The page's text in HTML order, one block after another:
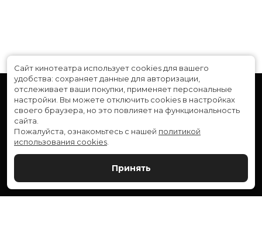
Расписание
Скоро в кино
Служба поддержки
Сайт кинотеатра использует cookies для вашего
удобства: сохраняет данные для авторизации,
отслеживает ваши покупки, применяет персональные
настройки. Вы можете отключить cookies в настройках
своего браузера, но это повлияет на функциональность
сайта.
Пожалуйста, ознакомьтесь с нашей политикой
использования cookies
Принять